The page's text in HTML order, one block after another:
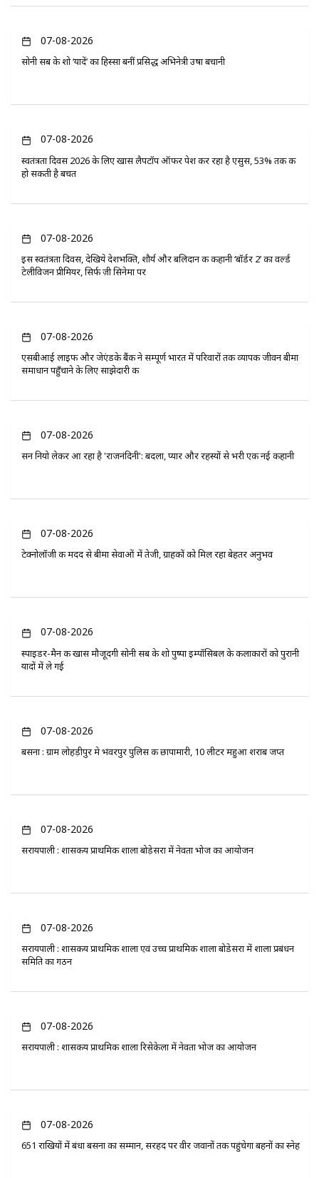
07-08-2026
सोनी सब के शो ‘यादें’ का हिस्सा बनीं प्रसिद्ध अभिनेत्री उषा बचानी
07-08-2026
स्वतंत्रता दिवस 2026 के लिए खास लैपटॉप ऑफर पेश कर रहा है एसुस, 53% तक की
हो सकती है बचत
07-08-2026
इस स्वतंत्रता दिवस, देखिये देशभक्ति, शौर्य और बलिदान की कहानी ‘बॉर्डर 2’ का वर्ल्ड
टेलीविजन प्रीमियर, सिर्फ ज़ी सिनेमा पर
07-08-2026
एसबीआई लाइफ और जेएंडके बैंक ने सम्पूर्ण भारत में परिवारों तक व्यापक जीवन बीमा
समाधान पहुँचाने के लिए साझेदारी की
07-08-2026
सन नियो लेकर आ रहा है 'राजनंदिनी': बदला, प्यार और रहस्यों से भरी एक नई कहानी
07-08-2026
टेक्नोलॉजी की मदद से बीमा सेवाओं में तेजी, ग्राहकों को मिल रहा बेहतर अनुभव
07-08-2026
स्पाइडर-मैन की खास मौजूदगी सोनी सब के शो पुष्पा इम्पॉसिबल के कलाकारों को पुरानी
यादों में ले गई
07-08-2026
बसना : ग्राम लोहड़ीपुर मे भंवरपुर पुलिस की छापामारी, 10 लीटर महुआ शराब जप्त
07-08-2026
सरायपाली : शासकीय प्राथमिक शाला बोड़ेसरा में नेवता भोज का आयोजन
07-08-2026
सरायपाली : शासकीय प्राथमिक शाला एवं उच्च प्राथमिक शाला बोडेसरा में शाला प्रबंधन
समिति का गठन
07-08-2026
सरायपाली : शासकीय प्राथमिक शाला रिसेकेला में नेवता भोज का आयोजन
07-08-2026
651 राखियों में बंधा बसना का सम्मान, सरहद पर वीर जवानों तक पहुंचेगा बहनों का स्नेह